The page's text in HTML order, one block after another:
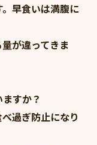
早食いは満腹に
が違ってきま
すか？
過ぎ防止になり